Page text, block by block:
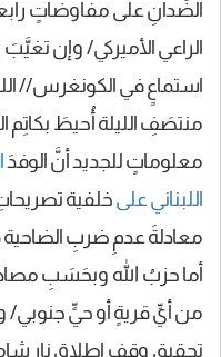
الضِّدانِ على مفاوضاتٍ
الراعي الأميركي/ وإن
استماعٍ في الكونغرس//
منتصَفِ الليلة أُحيطَ بكاتِم
معلوماتٍ للجديد أنَّ الوفدَ
اللبناني علىخلفية
معادلةَ عدمِ ضربِ
أما حزبُ الله وبحَسَبِ
من أيِّ قريةٍ أو حيٍّ جنوبي/
تحقيقِ وقفِ إطلاقِ نارٍ